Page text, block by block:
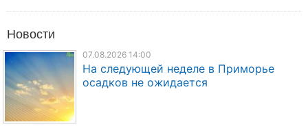
Новости
07.08.2026 14:00
На следующей неделе в Приморье
осадков не ожидается